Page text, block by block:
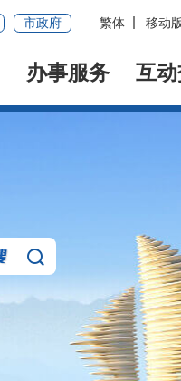
市政府 繁体 移动
办事服务 互